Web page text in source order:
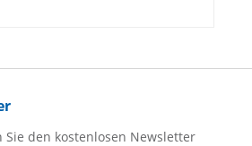
Sie den kostenlosen Newsletter